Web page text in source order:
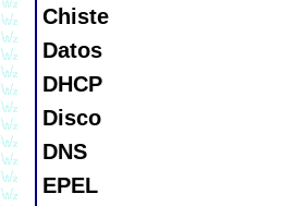
Chiste
Datos
DHCP
Disco
DNS
EPEL